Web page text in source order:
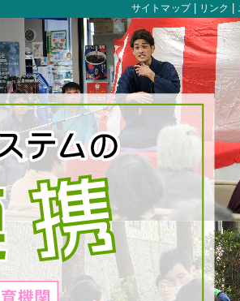
リンク
サイトマップ
洛和